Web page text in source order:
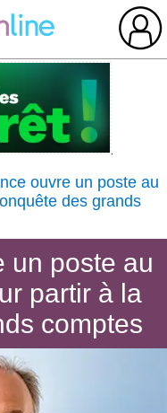
ouvre un poste au
des grands
un poste au
partir à la
comptes